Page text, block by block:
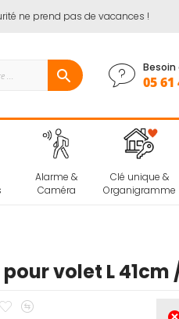
ne prend pas de vacances !
Besoin
05 61
Alarme &
Caméra
Clé unique &
Organigramme
volet L 41cm
Ajouter